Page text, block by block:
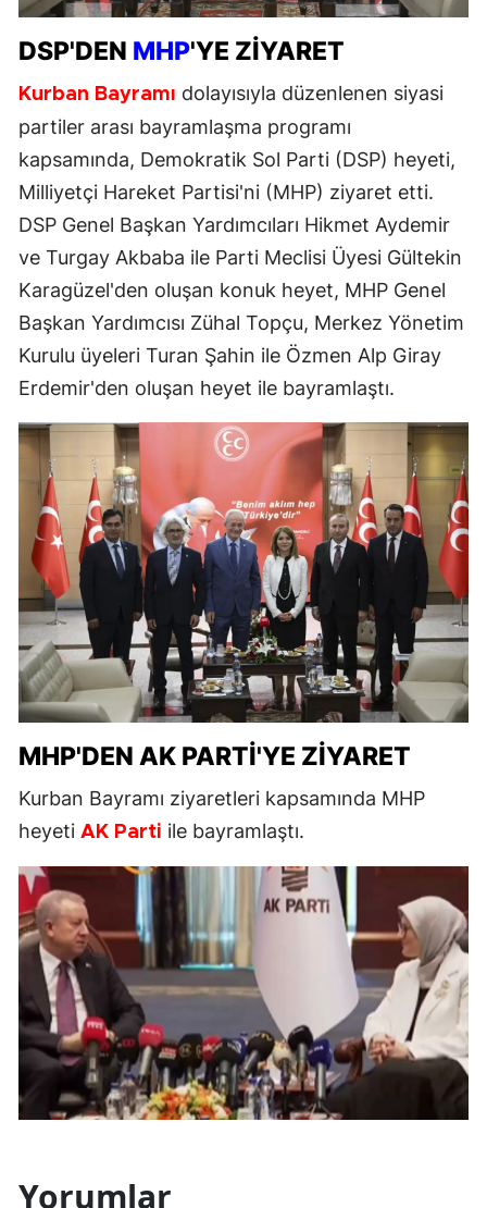
DSP'DEN MHP'YE ZİYARET
Kurban Bayramı dolayısıyla düzenlenen siyasi
partiler arası bayramlaşma programı
kapsamında, Demokratik Sol Parti (DSP) heyeti,
Milliyetçi Hareket Partisi'ni (MHP) ziyaret etti.
DSP Genel Başkan Yardımcıları Hikmet Aydemir
ve Turgay Akbaba ile Parti Meclisi Üyesi Gültekin
Karagüzel'den oluşan konuk heyet, MHP Genel
Başkan Yardımcısı Zühal Topçu, Merkez Yönetim
Kurulu üyeleri Turan Şahin ile Özmen Alp Giray
Erdemir'den oluşan heyet ile bayramlaştı.
MHP'DEN AK PARTİ'YE ZİYARET
Kurban Bayramı ziyaretleri kapsamında MHP
heyeti AK Parti ile bayramlaştı.
Yorumlar